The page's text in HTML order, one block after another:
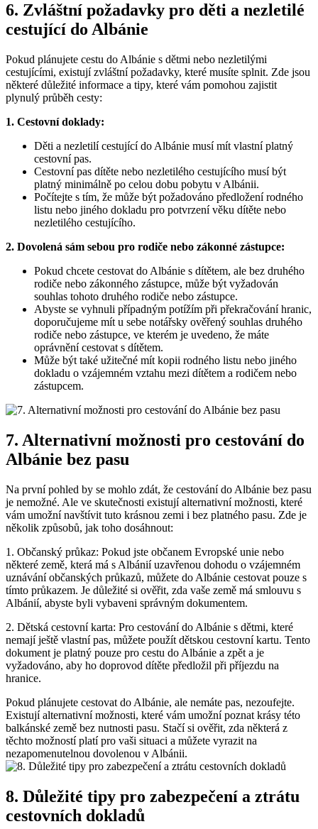
6. Zvláštní požadavky pro děti a nezletilé
cestující⁢ do Albánie
Pokud plánujete cestu do⁤ Albánie⁤ s dětmi nebo nezletilými
cestujícími, existují zvláštní požadavky, které musíte splnit. Zde jsou
některé⁢ důležité informace⁢ a tipy, které vám pomohou zajistit
plynulý​ průběh cesty:
1. Cestovní doklady:
Děti a nezletilí cestující do Albánie‍ musí mít vlastní platný
cestovní pas.
Cestovní pas dítěte⁤ nebo nezletilého cestujícího musí být
platný minimálně po celou dobu pobytu v Albánii.
Počítejte s ⁣tím, ‍že může být požadováno předložení rodného
‌listu nebo jiného dokladu pro potvrzení věku dítěte nebo
nezletilého cestujícího.
2. Dovolená sám sebou pro rodiče nebo zákonné zástupce:
Pokud chcete cestovat do Albánie⁣ s dítětem, ⁢ale bez druhého‍
rodiče nebo ⁢zákonného zástupce, může být vyžadován
souhlas ‍tohoto⁢ druhého rodiče nebo zástupce.
Abyste‍ se vyhnuli případným potížím při⁣ překračování hranic,
doporučujeme mít u sebe notářsky ověřený souhlas druhého
rodiče nebo zástupce, ‍ve kterém je uvedeno, že máte
oprávnění cestovat s dítětem.
Může být také užitečné mít ⁣kopii rodného listu nebo jiného
dokladu o vzájemném vztahu mezi dítětem a rodičem nebo
zástupcem.
7. Alternativní možnosti pro cestování do
Albánie bez pasu
Na první pohled by se mohlo zdát, že cestování ‍do Albánie bez ‌pasu
je nemožné. Ale ve skutečnosti existují alternativní možnosti, které​
vám umožní navštívit⁤ tuto krásnou zemi i bez platného pasu. Zde je
několik způsobů, jak toho dosáhnout:
1.⁢ Občanský průkaz: Pokud jste občanem Evropské unie‍ nebo
některé země, která má s Albánií uzavřenou dohodu o vzájemném
⁤uznávání občanských průkazů,⁤ můžete do Albánie cestovat pouze s
tímto průkazem.‍ Je důležité si ověřit, zda vaše země má smlouvu s
Albánií, abyste byli vybaveni správným dokumentem.
2. Dětská cestovní karta:‍ Pro cestování do Albánie s dětmi, které
nemají ještě vlastní pas, můžete použít dětskou cestovní kartu. Tento
dokument je platný pouze pro cestu ‍do Albánie ⁢a zpět a je
vyžadováno, aby ho doprovod dítěte předložil ⁣při příjezdu na
‌hranice.
Pokud⁣ plánujete cestovat do Albánie, ale ⁢nemáte pas, nezoufejte.
Existují alternativní možnosti, které vám umožní poznat krásy ‍této
balkánské ⁣země bez nutnosti pasu. Stačí si ověřit, zda některá z
těchto možností platí pro vaši situaci a můžete vyrazit na
nezapomenutelnou​ dovolenou v Albánii.
8. Důležité tipy pro zabezpečení a ztrátu
cestovních dokladů